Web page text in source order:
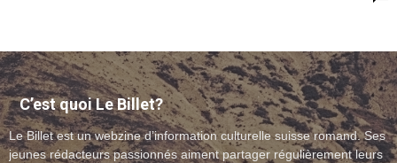
–
musique
C’est quoi Le Billet?
Le Billet est un webzine d’information culturelle suisse romand. Ses
jeunes rédacteurs passionnés aiment partager régulièrement leurs